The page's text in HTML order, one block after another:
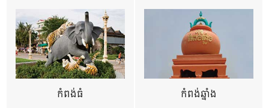
កំពង់ធំ កំពង់ឆ្នាំង